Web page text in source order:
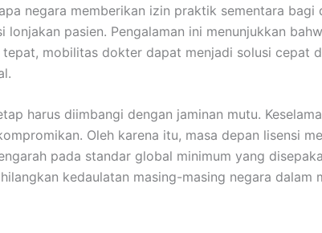
negara memberikan izin praktik sementara bagi
lonjakan pasien. Pengalaman ini menunjukkan
tepat, mobilitas dokter dapat menjadi solusi cepat
harus diimbangi dengan jaminan mutu.
Oleh karena itu, masa depan lisensi
pada standar global minimum yang
kedaulatan masing-masing negara dalam